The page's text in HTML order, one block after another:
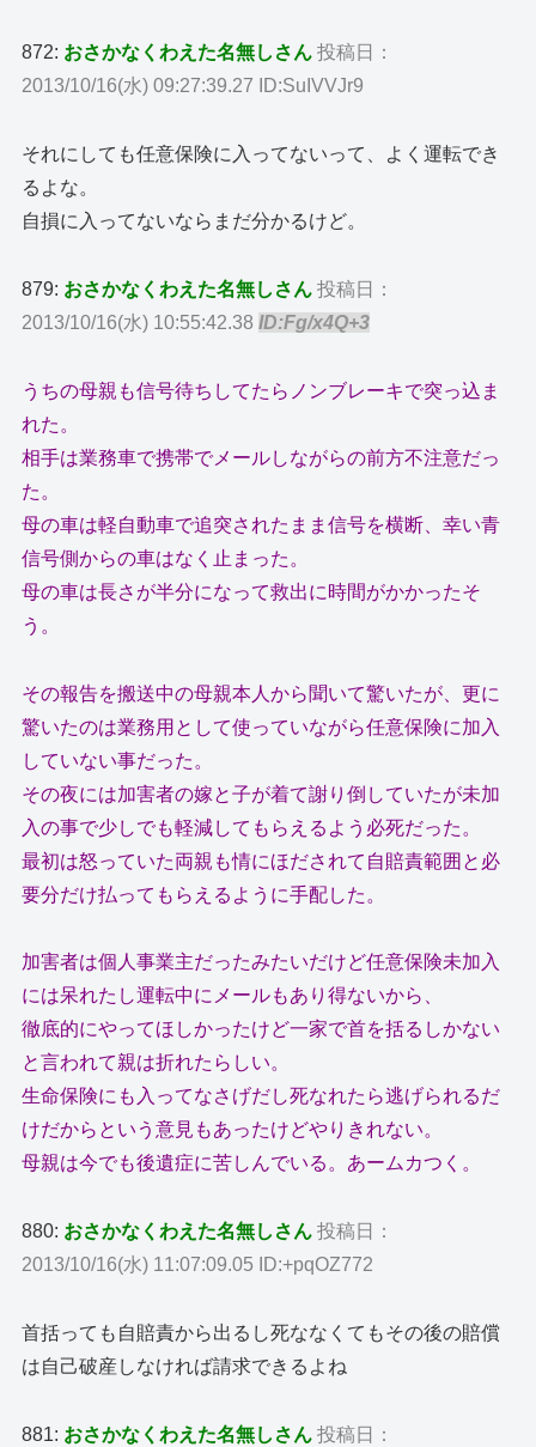
872: おさかなくわえた名無しさん 投稿日：
2013/10/16(水) 09:27:39.27 ID:SuIVVJr9
それにしても任意保険に入ってないって、よく運転でき
るよな。
自損に入ってないならまだ分かるけど。
879: おさかなくわえた名無しさん 投稿日：
2013/10/16(水) 10:55:42.38ID:Fg/x4Q+3
うちの母親も信号待ちしてたらノンブレーキで突っ込ま
れた。
相手は業務車で携帯でメールしながらの前方不注意だっ
た。
母の車は軽自動車で追突されたまま信号を横断、幸い青
信号側からの車はなく止まった。
母の車は長さが半分になって救出に時間がかかったそ
う。
その報告を搬送中の母親本人から聞いて驚いたが、更に
驚いたのは業務用として使っていながら任意保険に加入
していない事だった。
その夜には加害者の嫁と子が着て謝り倒していたが未加
入の事で少しでも軽減してもらえるよう必死だった。
最初は怒っていた両親も情にほだされて自賠責範囲と必
要分だけ払ってもらえるように手配した。
加害者は個人事業主だったみたいだけど任意保険未加入
には呆れたし運転中にメールもあり得ないから、
徹底的にやってほしかったけど一家で首を括るしかない
と言われて親は折れたらしい。
生命保険にも入ってなさげだし死なれたら逃げられるだ
けだからという意見もあったけどやりきれない。
母親は今でも後遺症に苦しんでいる。あームカつく。
880: おさかなくわえた名無しさん 投稿日：
2013/10/16(水) 11:07:09.05 ID:+pqOZ772
首括っても自賠責から出るし死ななくてもその後の賠償
は自己破産しなければ請求できるよね
881: おさかなくわえた名無しさん 投稿日：